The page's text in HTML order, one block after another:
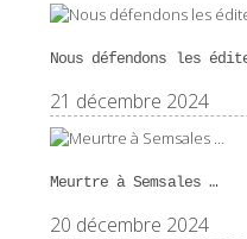
Nous défendons les
21 décembre 2024
Meurtre à Semsales …
20 décembre 2024